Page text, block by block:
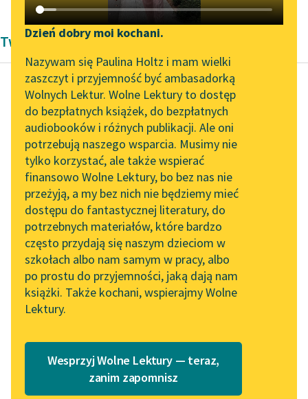
Katalog DAISY
Podkasty o książkach
Zgłoś brak utworu
Aktualności
Spotkanie z Katarzyną
Tunkiel w Oslo
Wolne Lektury na 32.
Pol’and’Rock Festivalu
„Kochanek Lady
Chatterley” do słuchania
na Wolnych Lekturach
Nowy audiobook –
„Marzenie o Oriencie”
Sophie Elkan
Kolekcja Nadwyraz.com x
Wolne Lektury – idealna na
Narzędzia
Mapa Wolnych Lektur
Leśmianator
Przewodnik dla piszących i
czytających
API
OAI-PMH
Widget Wolnych Lektur
Przypisy
Katalog w formacie PDF
Dzień dobry moi kochani.
Nazywam się Paulina Holtz i mam wielki
zaszczyt i przyjemność być ambasadorką
Wolnych Lektur. Wolne Lektury to dostęp
do bezpłatnych książek, do bezpłatnych
audiobooków i różnych publikacji. Ale oni
potrzebują naszego wsparcia. Musimy nie
tylko korzystać, ale także wspierać
finansowo Wolne Lektury, bo bez nas nie
przeżyją, a my bez nich nie będziemy mieć
dostępu do fantastycznej literatury, do
potrzebnych materiałów, które bardzo
często przydają się naszym dzieciom w
szkołach albo nam samym w pracy, albo
po prostu do przyjemności, jaką dają nam
książki. Także kochani, wspierajmy Wolne
Lektury.
Wesprzyj Wolne Lektury — teraz,
zanim zapomnisz
Twórczość Bronisławy Ostrowskiej
Bronisława Ostrowska
Bohaterski miś
Rewolucja! Car padł.
Wielki rosyjski biały car,
co słał szeregi
zaborców na naszą
ziemię, przeciw...
Czytaj więcej
Motyw: Rewolucja